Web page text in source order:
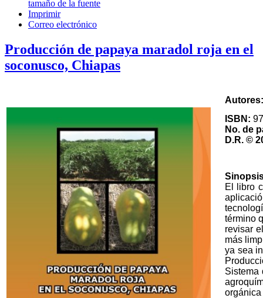
tamaño de la fuente
Imprimir
Correo electrónico
Producción de papaya maradol roja en el
soconusco, Chiapas
ISBN:
No. de
D.R. ©
El libro
término
revisar
más
ya sea
Sistema